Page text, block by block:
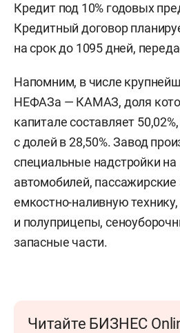
Кредит под 10% годовых
Кредитный договор
на срок до 1095 дней,
Напомним, в числе
НЕФАЗа — КАМАЗ, доля
капитале составляет
с долей в 28,50%. Завод
специальные надстройки
автомобилей, пассажирские
емкостно-наливную
и полуприцепы,
запасные части.
Читайте БИЗНЕС